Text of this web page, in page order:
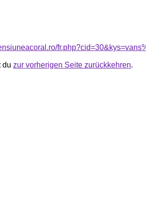
du zur vorherigen Seite zurückkehren.